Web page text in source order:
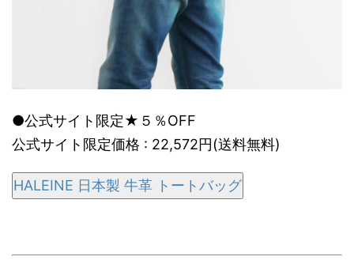
●公式サイト限定★５％OFF
公式サイト限定価格 : 22,572円(送料無料)
HALEINE 日本製 牛革 トートバッグ